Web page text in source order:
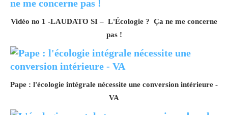
Vidéo no 1 -LAUDATO SI – L'Écologie ? Ça ne me concerne
pas !
Pape : l'écologie intégrale nécessite une conversion intérieure -
VA